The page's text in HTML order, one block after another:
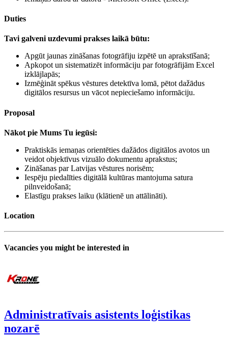
Duties
Tavi galveni uzdevumi prakses laikā būtu:
Apgūt jaunas zināšanas fotogrāfiju izpētē un aprakstīšanā;
Apkopot un sistematizēt informāciju par fotogrāfijām Excel
izklājlapās;
Izmēģināt spēkus vēstures detektīva lomā, pētot dažādus
digitālos resursus un vācot nepieciešamo informāciju.
Proposal
Nākot pie Mums Tu iegūsi:
Praktiskās iemaņas orientēties dažādos digitālos avotos un
veidot objektīvus vizuālo dokumentu aprakstus;
Zināšanas par Latvijas vēstures norisēm;
Iespēju piedalīties digitālā kultūras mantojuma satura
pilnveidošanā;
Elastīgu prakses laiku (klātienē un attālināti).
Location
Vacancies you might be interested in
Administratīvais asistents loģistikas
nozarē